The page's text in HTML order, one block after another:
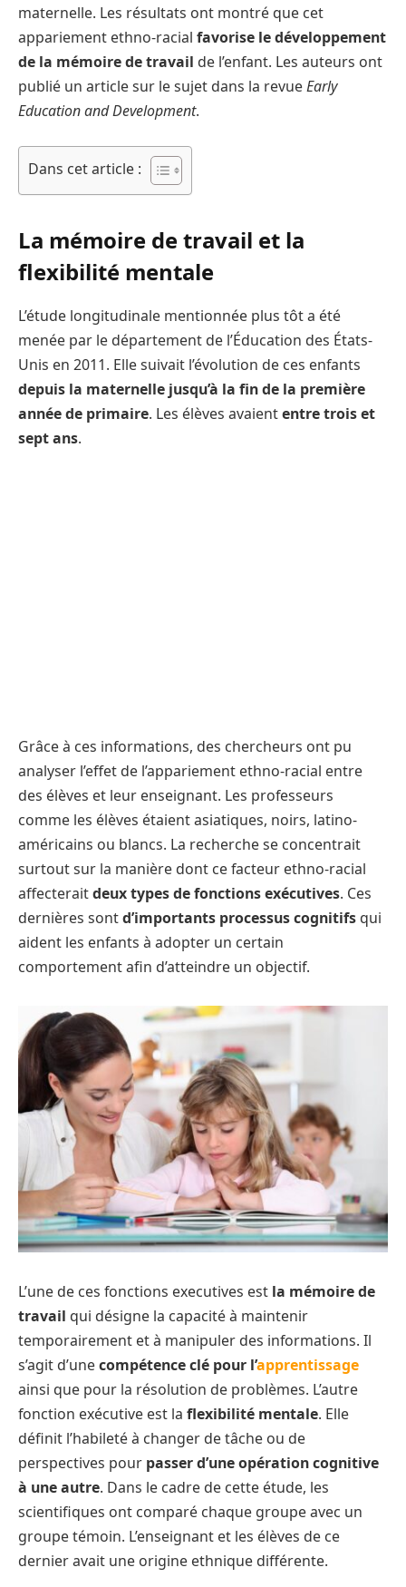
maternelle. Les résultats ont montré que cet
appariement ethno-racial favorise le développement
de la mémoire de travail de l’enfant. Les auteurs ont
publié un article sur le sujet dans la revueEarly
Education and Development.
Dans cet article :
La mémoire de travail et la
flexibilité mentale
L’étude longitudinale mentionnée plus tôt a été
menée par le département de l’Éducation des États-
Unis en 2011. Elle suivait l’évolution de ces enfants
depuis la maternelle jusqu’à la fin de la première
année de primaire. Les élèves avaiententre trois et
sept ans.
Grâce à ces informations, des chercheurs ont pu
analyser l’effet de l’appariement ethno-racial entre
des élèves et leur enseignant. Les professeurs
comme les élèves étaient asiatiques, noirs, latino-
américains ou blancs. La recherche se concentrait
surtout sur la manière dont ce facteur ethno-racial
affecteraitdeux types de fonctions exécutives. Ces
dernières sontd’importants processus cognitifs qui
aident les enfants à adopter un certain
comportement afin d’atteindre un objectif.
L’une de ces fonctions executives est la mémoire de
travail qui désigne la capacité à maintenir
temporairement et à manipuler des informations. Il
s’agit d’unecompétence clé pour l’apprentissage
ainsi que pour la résolution de problèmes. L’autre
fonction exécutive est la flexibilité mentale. Elle
définit l’habileté à changer de tâche ou de
perspectives pour passer d’une opération cognitive
à une autre. Dans le cadre de cette étude, les
scientifiques ont comparé chaque groupe avec un
groupe témoin. L’enseignant et les élèves de ce
dernier avait une origine ethnique différente.